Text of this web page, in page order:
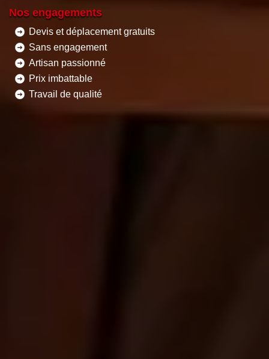
Nos engagements
Devis et déplacement gratuits
Sans engagement
Artisan passionné
Prix imbattable
Travail de qualité